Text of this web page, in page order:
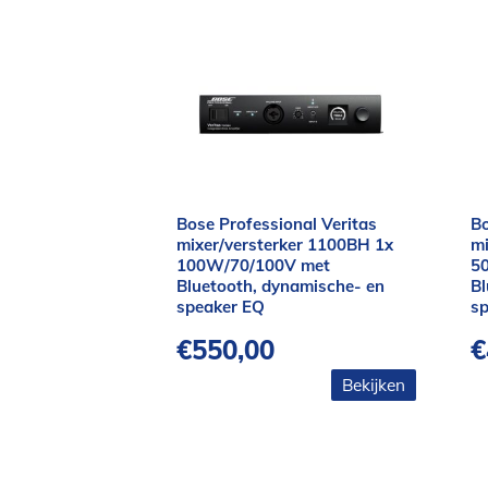
Bose Professional Veritas
mixer/versterker 1100BH 1x
100W/70/100V met
Bluetooth, dynamische- en
speaker EQ
€550,00
Bekijken
€